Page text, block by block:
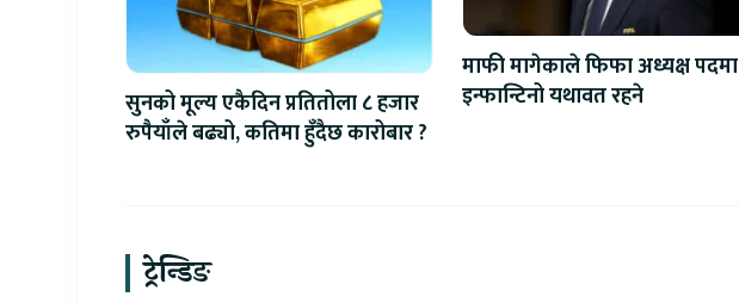
सुनको मूल्य एकैदिन प्रतितोला ८ हजार
रुपैयाँले बढ्यो, कतिमा हुँदैछ कारोबार ?
माफी मागेकाले फिफा अध्यक्ष पदमा
इन्फान्टिनो यथावत रहने
ट्रेन्डिङ